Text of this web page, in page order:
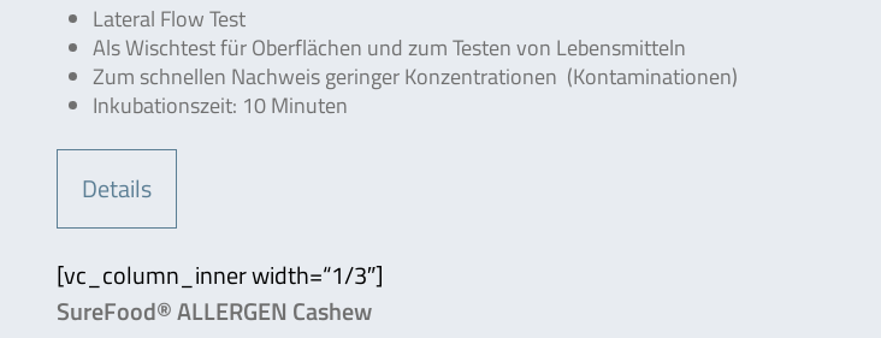
Lateral Flow Test
Als Wischtest für Oberflächen und zum Testen von Lebensmitteln
Zum schnellen Nachweis geringer Konzentrationen (Kontaminationen)
Inkubationszeit: 10 Minuten
Details
[vc_column_inner width=“1/3″]
SureFood® ALLERGEN Cashew